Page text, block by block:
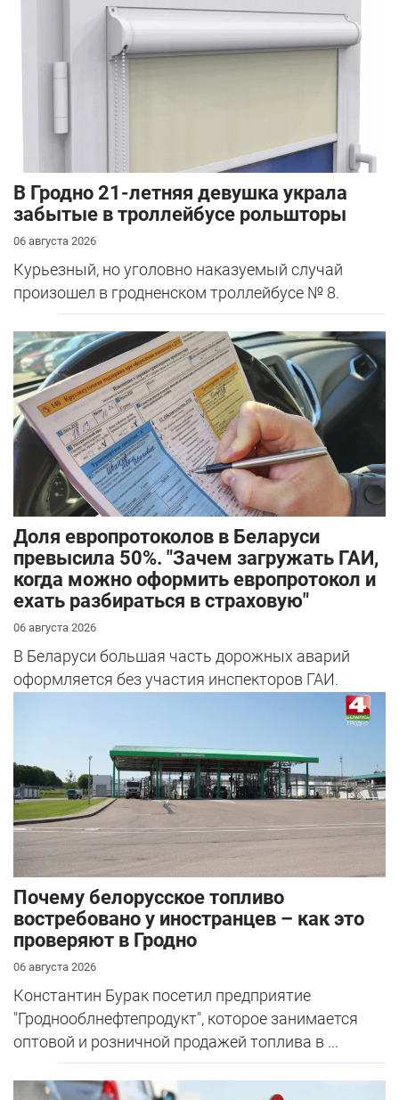
В Гродно 21-летняя девушка украла
забытые в троллейбусе рольшторы
06 августа 2026
Курьезный, но уголовно наказуемый случай
произошел в гродненском троллейбусе № 8.
Доля европротоколов в Беларуси
превысила 50%. "Зачем загружать ГАИ,
когда можно оформить европротокол и
ехать разбираться в страховую"
06 августа 2026
В Беларуси большая часть дорожных аварий
оформляется без участия инспекторов ГАИ.
Почему белорусское топливо
востребовано у иностранцев – как это
проверяют в Гродно
06 августа 2026
Константин Бурак посетил предприятие
"Гроднооблнефтепродукт", которое занимается
оптовой и розничной продажей топлива в ...